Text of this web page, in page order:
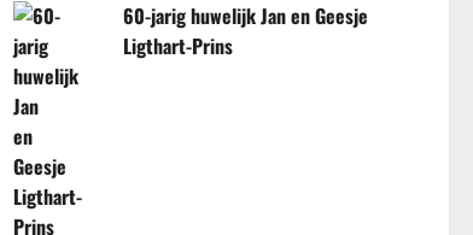
60-jarig huwelijk Jan en Geesje
Ligthart-Prins